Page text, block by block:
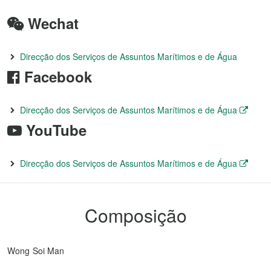
Wechat
Direcção dos Serviços de Assuntos Marítimos e de Água
Facebook
Direcção dos Serviços de Assuntos Marítimos e de Água
YouTube
Direcção dos Serviços de Assuntos Marítimos e de Água
Composição
Wong Soi Man